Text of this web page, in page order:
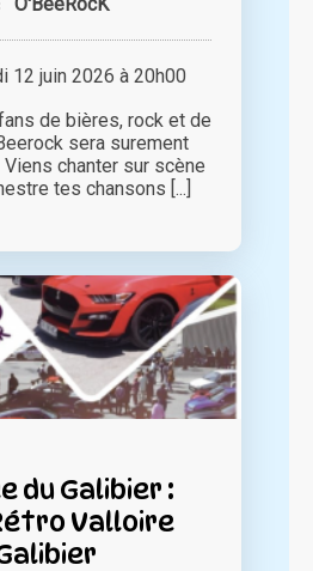
12 juin 2026 à 20h00
de bières, rock et de
sera surement
chanter sur scène
tes chansons [...]
du Galibier :
Valloire